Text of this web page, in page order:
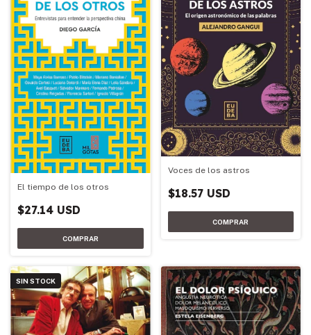
El tiempo de los otros
$27.14 USD
Voces de los astros
$18.57 USD
SIN STOCK